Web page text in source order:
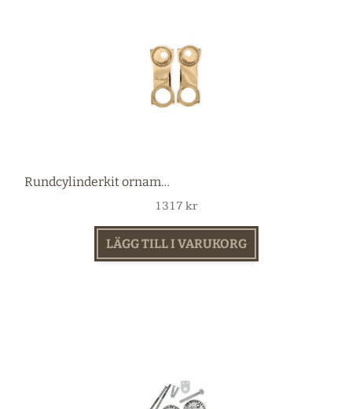
Rundcylinderkit ornamenterad mässing
1317 kr
LÄGG TILL I VARUKORG